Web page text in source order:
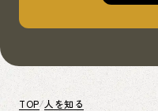
TOP 人を知る